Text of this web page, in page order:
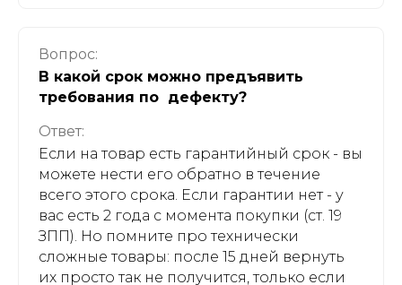
Вопрос:
В какой срок можно предъявить
требования по дефекту?
Ответ:
Если на товар есть гарантийный срок - вы
можете нести его обратно в течение
всего этого срока. Если гарантии нет - у
вас есть 2 года с момента покупки (ст. 19
ЗПП). Но помните про технически
сложные товары: после 15 дней вернуть
их просто так не получится, только если
Мы на HeadHunter
Мы на ХабрКарьера